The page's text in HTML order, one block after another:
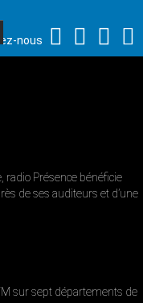
nous
radio Présence bénéficie
de ses auditeurs et d’une
sur sept départements de